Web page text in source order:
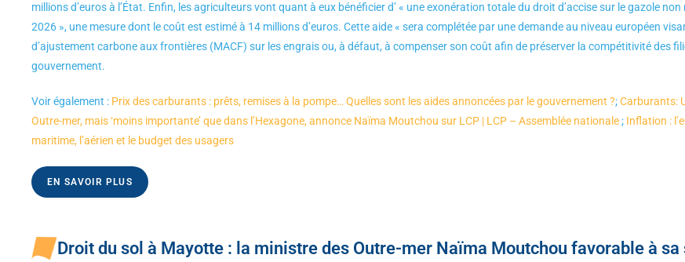
millions d’euros à l’État. Enfin, les agriculteurs vont quant à eux bénéficier d’ « une exonération totale du droit d’accise sur le gazole
2026 », une mesure dont le coût est estimé à 14 millions d’euros. Cette aide « sera complétée par une demande au niveau européen
d’ajustement carbone aux frontières (MACF) sur les engrais ou, à défaut, à compenser son coût afin de préserver la compétitivité des
gouvernement.
Voir également : Prix des carburants : prêts, remises à la pompe… Quelles sont les aides annoncées par le gouvernement ?;Carburants:
Outre-mer, mais ‘moins importante’ que dans l’Hexagone, annonce Naïma Moutchou sur LCP | LCP – Assemblée nationale; Inflation :
maritime, l’aérien et le budget des usagers
EN SAVOIR PLUS
Droit du sol à Mayotte : la ministre des Outre-mer Naïma Moutchou favorable à